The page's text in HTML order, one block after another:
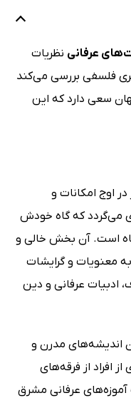
عرفانی نظریات
فلسفی بررسی می‌کند
سعی دارد که این
اوج امکانات و
می‌گردد که گاه خودش
است. آن بخش خالی و
معنویات و گرایشات
ادبیات عرفانی و دین
اندیشه‌های مدرن و
افراد از فرقه‌های
عرفانی مشرق